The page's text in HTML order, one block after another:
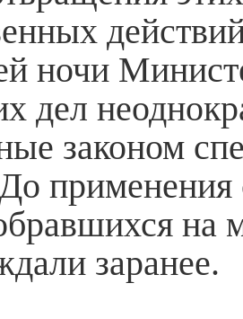
ночи
дел
законом
До
на
заранее.